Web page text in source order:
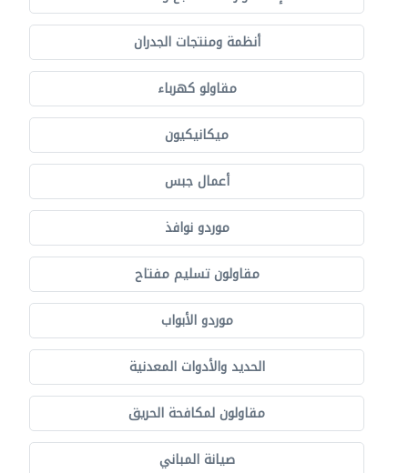
أنظمة ومنتجات الجدران
مقاولو كهرباء
ميكانيكيون
أعمال جبس
موردو نوافذ
مقاولون تسليم مفتاح
موردو الأبواب
الحديد والأدوات المعدنية
مقاولون لمكافحة الحريق
صيانة المباني